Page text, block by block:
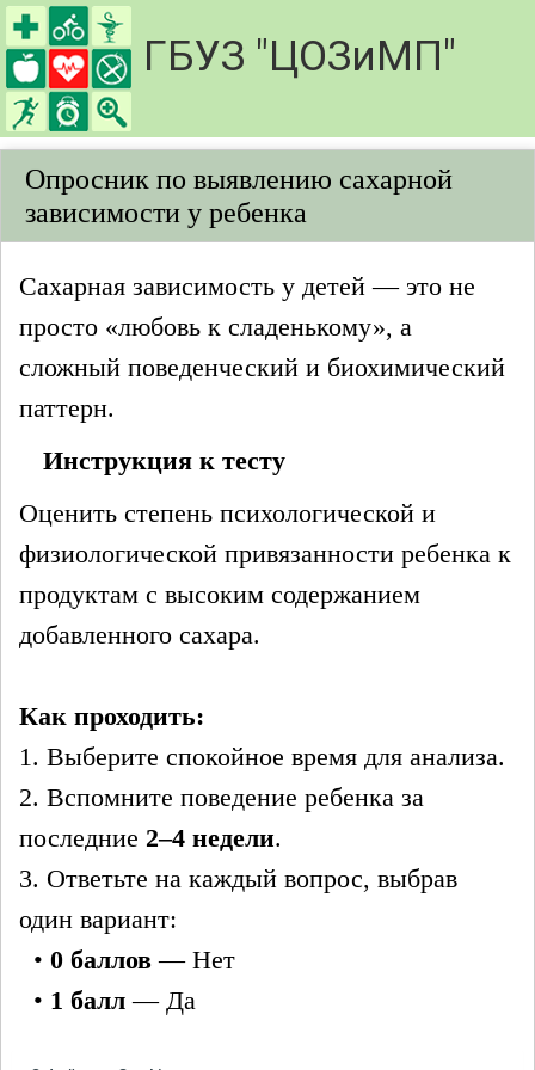
Опросник по выявлению сахарной
зависимости у ребенка
Сахарная зависимость у детей — это не
просто «любовь к сладенькому», а
сложный поведенческий и биохимический
паттерн.
Инструкция к тесту
Оценить степень психологической и
физиологической привязанности ребенка к
продуктам с высоким содержанием
добавленного сахара.
Как проходить:
1. Выберите спокойное время для анализа.
2. Вспомните поведение ребенка за
последние 2–4 недели.
3. Ответьте на каждый вопрос, выбрав
один вариант:
• 0 баллов — Нет
• 1 балл — Да